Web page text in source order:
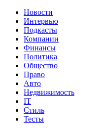
Новости
Интервью
Подкасты
Компании
Финансы
Политика
Общество
Право
Авто
Недвижимость
IT
Стиль
Тесты